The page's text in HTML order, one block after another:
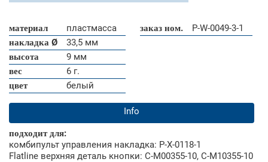
материал
пластмасса
накладка Ø
33,5 мм
высота
9 мм
вес
6 г.
цвет
белый
заказ ном. P-W-0049-3-1
Info
подходит для:
комбипульт управления накладка: P-X-0118-1
Flatline верхняя деталь кнопки: C-M00355-10, C-M10355-10